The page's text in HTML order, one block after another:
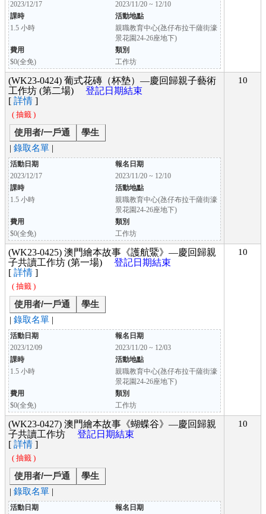
2023/12/17
2023/11/20 ~ 12/10
課時
活動地點
1.5 小時
親職教育中心(氹仔布拉干薩街濠
景花園24-26座地下)
費用
類別
$0(全免)
工作坊
(WK23-0424) 葡式花磚（杯墊）—慶回歸親子藝術
工作坊 (第二場) 登記日期結束
[ 詳情 ]
( 抽籤 )
使用者/一戶通
學生
| 錄取名單 |
活動日期
報名日期
2023/12/17
2023/11/20 ~ 12/10
課時
活動地點
1.5 小時
親職教育中心(氹仔布拉干薩街濠
景花園24-26座地下)
費用
類別
$0(全免)
工作坊
10
(WK23-0425) 澳門繪本故事《護航鱀》—慶回歸親
子共讀工作坊 (第一場) 登記日期結束
[ 詳情 ]
( 抽籤 )
使用者/一戶通
學生
| 錄取名單 |
活動日期
報名日期
2023/12/09
2023/11/20 ~ 12/03
課時
活動地點
1.5 小時
親職教育中心(氹仔布拉干薩街濠
景花園24-26座地下)
費用
類別
$0(全免)
工作坊
10
(WK23-0427) 澳門繪本故事《蝴蝶谷》—慶回歸親
子共讀工作坊 登記日期結束
[ 詳情 ]
( 抽籤 )
使用者/一戶通
學生
| 錄取名單 |
活動日期
報名日期
10